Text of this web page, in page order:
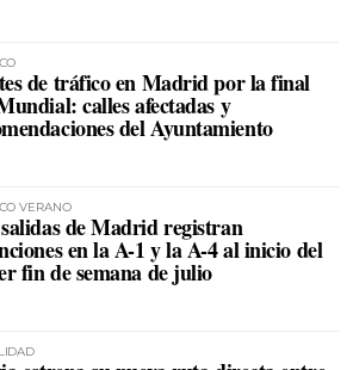
de tráfico en Madrid por la final
calles afectadas y
del Ayuntamiento
VERANO
de Madrid registran
en la A-1 y la A-4 al inicio del
fin de semana de julio